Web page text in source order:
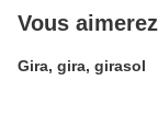
Vous
Gira, gira, girasol